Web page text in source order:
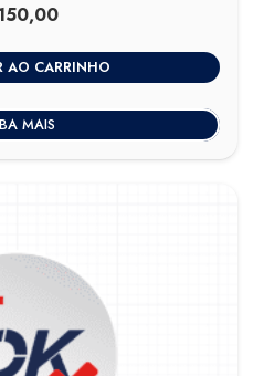
AO CARRINHO
MAIS